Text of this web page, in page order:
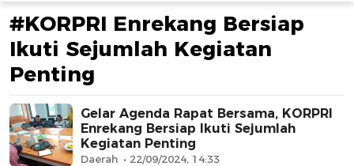
AFN BEAUTY LUXURY
#KORPRI Enrekang Bersiap
Ikuti Sejumlah Kegiatan
Penting
Gelar Agenda Rapat Bersama, KORPRI
Enrekang Bersiap Ikuti Sejumlah
Kegiatan Penting
Daerah 22/09/2024, 14:33